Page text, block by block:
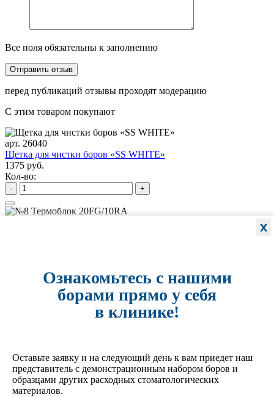
Все поля обязательны к заполнению
перед публикаций отзывы проходят модерацию
С этим товаром покупают
арт. 26040
Щетка для чистки боров «SS WHITE»
1375 руб.
Кол-во:
- +
арт. JA-01130-P
№ 7 Подставка под боры FG на 15 инструментов
арт. JA-01127-GL
№4 Подставка под боры FG/RA на 24 инструмента
x
Ознакомьтесь с нашими
борами прямо у себя
в клинике!
Оставьте заявку и на следующий день к вам приедет наш
представитель с демонстрационным набором боров и
образцами других расходных стоматологических
материалов.